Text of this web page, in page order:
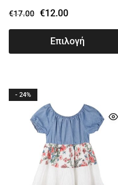
€17.00 €12.00
Επιλογή
- 24%